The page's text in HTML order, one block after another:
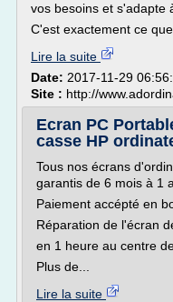
vos besoins et s'adapte
C'est exactement ce que
Lire la suite
Date: 2017-11-29
Site : http://
Ecran PC
casse HP
Tous nos écrans
garantis de 6 mois à 1
Paiement accépté en
Réparation de l'écran
en 1 heure au centre
Plus de...
Lire la suite